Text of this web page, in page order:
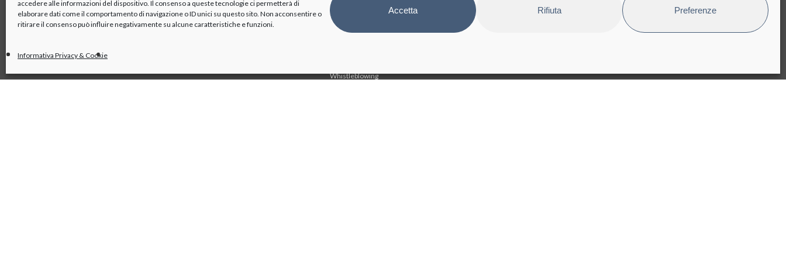
accedere alle informazioni del dispositivo. Il consenso a queste tecnologie ci permetterà di
elaborare dati come il comportamento di navigazione o ID unici su questo sito. Non acconsentire o
ritirare il consenso può influire negativamente su alcune caratteristiche e funzioni.
Accetta Rifiuta Preferenze
Informativa Privacy & Cookie
Personale
Attività e procedimenti
Bandi di gara e contratti
Whistleblowing